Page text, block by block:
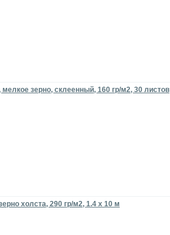
зерно, склеенный, 160 гр/м2, 30 листов
холста, 290 гр/м2, 1.4 x 10 м